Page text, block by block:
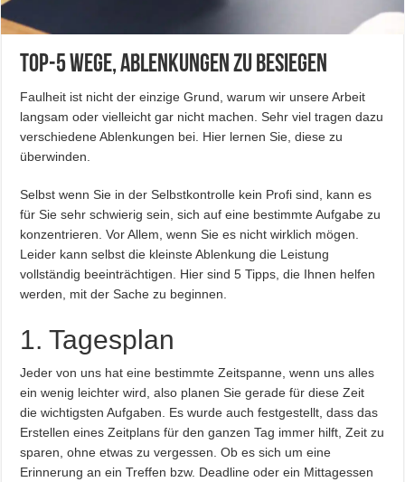
Top-5 Wege, Ablenkungen zu besiegen
Faulheit ist nicht der einzige Grund, warum wir unsere Arbeit
langsam oder vielleicht gar nicht machen. Sehr viel tragen dazu
verschiedene Ablenkungen bei. Hier lernen Sie, diese zu
überwinden.
Selbst wenn Sie in der Selbstkontrolle kein Profi sind, kann es
für Sie sehr schwierig sein, sich auf eine bestimmte Aufgabe zu
konzentrieren. Vor Allem, wenn Sie es nicht wirklich mögen.
Leider kann selbst die kleinste Ablenkung die Leistung
vollständig beeinträchtigen. Hier sind 5 Tipps, die Ihnen helfen
werden, mit der Sache zu beginnen.
1. Tagesplan
Jeder von uns hat eine bestimmte Zeitspanne, wenn uns alles
ein wenig leichter wird, also planen Sie gerade für diese Zeit
die wichtigsten Aufgaben. Es wurde auch festgestellt, dass das
Erstellen eines Zeitplans für den ganzen Tag immer hilft, Zeit zu
sparen, ohne etwas zu vergessen. Ob es sich um eine
Erinnerung an ein Treffen bzw. Deadline oder ein Mittagessen